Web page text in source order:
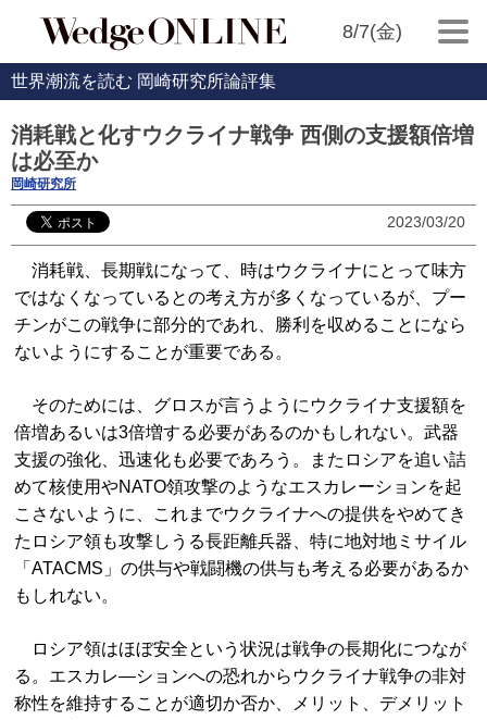
8/7(金)
世界潮流を読む 岡崎研究所論評集
消耗戦と化すウクライナ戦争 西側の支援額倍増
は必至か
岡崎研究所
2023/03/20
消耗戦、長期戦になって、時はウクライナにとって味方
ではなくなっているとの考え方が多くなっているが、プー
チンがこの戦争に部分的であれ、勝利を収めることになら
ないようにすることが重要である。
そのためには、グロスが言うようにウクライナ支援額を
倍増あるいは3倍増する必要があるのかもしれない。武器
支援の強化、迅速化も必要であろう。またロシアを追い詰
めて核使用やNATO領攻撃のようなエスカレーションを起
こさないように、これまでウクライナへの提供をやめてき
たロシア領も攻撃しうる長距離兵器、特に地対地ミサイル
「ATACMS」の供与や戦闘機の供与も考える必要があるか
もしれない。
ロシア領はほぼ安全という状況は戦争の長期化につなが
る。エスカレ―ションへの恐れからウクライナ戦争の非対
称性を維持することが適切か否か、メリット、デメリット